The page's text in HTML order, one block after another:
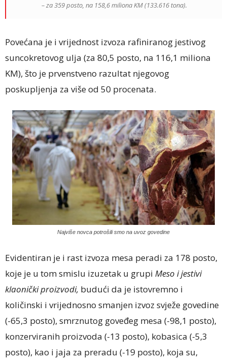
– za 359 posto, na 158,6 miliona KM (133.616 tona).
Povećana je i vrijednost izvoza rafiniranog jestivog
suncokretovog ulja (za 80,5 posto, na 116,1 miliona
KM), što je prvenstveno razultat njegovog
poskupljenja za više od 50 procenata.
Najviše novca potrošili smo na uvoz govedine
Evidentiran je i rast izvoza mesa peradi za 178 posto,
koje je u tom smislu izuzetak u grupi Meso i jestivi
klaonički proizvodi, budući da je istovremno i
količinski i vrijednosno smanjen izvoz svježe govedine
(-65,3 posto), smrznutog goveđeg mesa (-98,1 posto),
konzerviranih proizvoda (-13 posto), kobasica (-5,3
posto), kao i jaja za preradu (-19 posto), koja su,